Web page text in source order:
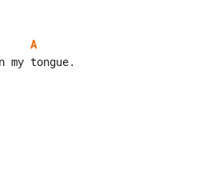
A